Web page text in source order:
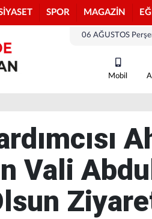
SPOR MAGAZİN
06 AĞUSTOS
Mobil
Vali